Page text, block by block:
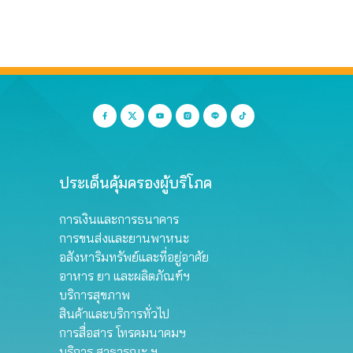
ประเด็นคุ้มครองผู้บริโภค
การเงินและการธนาคาร
การขนส่งและยานพาหนะ
อสังหาริมทรัพย์และที่อยู่อาศัย
อาหาร ยา และผลิตภัณฑ์ฯ
บริการสุขภาพ
สินค้าและบริการทั่วไป
การสื่อสาร โทรคมนาคมฯ